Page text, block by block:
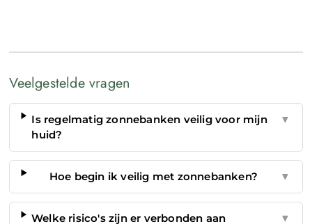
Veelgestelde vragen
Is regelmatig zonnebanken veilig voor mijn
huid?
▼
Hoe begin ik veilig met zonnebanken? ▼
Welke risico's zijn er verbonden aan ▼